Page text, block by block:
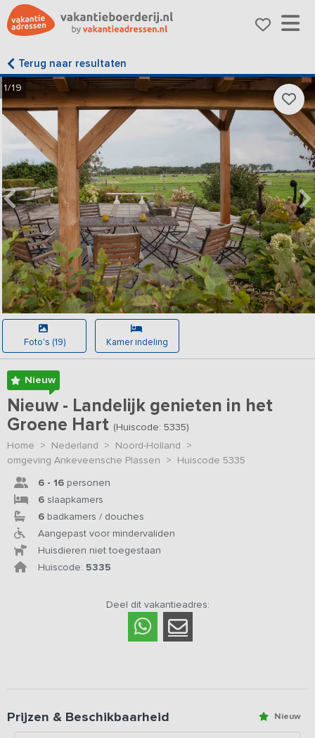
Terug naar resultaten
1/19
Foto's (19) Kamer indeling
Nieuw
Nieuw - Landelijk genieten in het
Groene Hart (Huiscode: 5335)
Home > Nederland > Noord-Holland >
omgeving Ankeveensche Plassen > Huiscode 5335
6 - 16 personen
6 slaapkamers
6 badkamers / douches
Aangepast voor mindervaliden
Huisdieren niet toegestaan
Huiscode: 5335
Deel dit vakantieadres:
Nieuw
Prijzen & Beschikbaarheid